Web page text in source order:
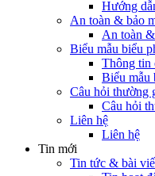
Hướng
An toàn & bảo
An toàn
Biểu mẫu biểu
Thông tin
Biểu mẫu
Câu hỏi thường
Câu hỏi
Liên hệ
Liên hệ
Tin mới
Tin tức & bài